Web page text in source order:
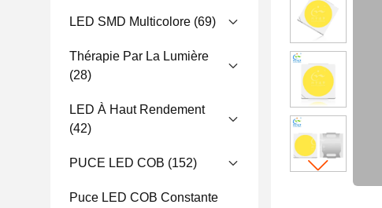
LED SMD Multicolore (69)
Thérapie Par La Lumière
(28)
LED À Haut Rendement
(42)
PUCE LED COB (152)
Puce LED COB Constante